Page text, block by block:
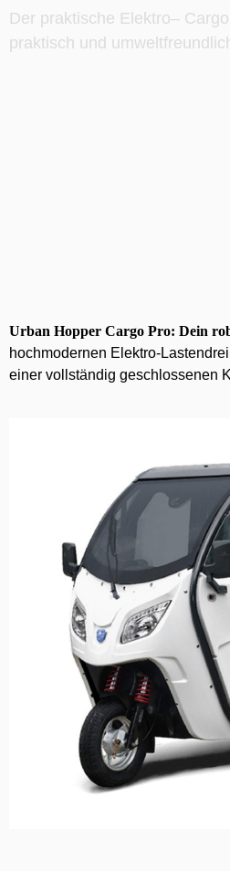
Der praktische Elektro–
praktisch und
Urban Hopper Cargo Pro: Dein
hochmodernen Elektro-
einer vollständig geschlossenen